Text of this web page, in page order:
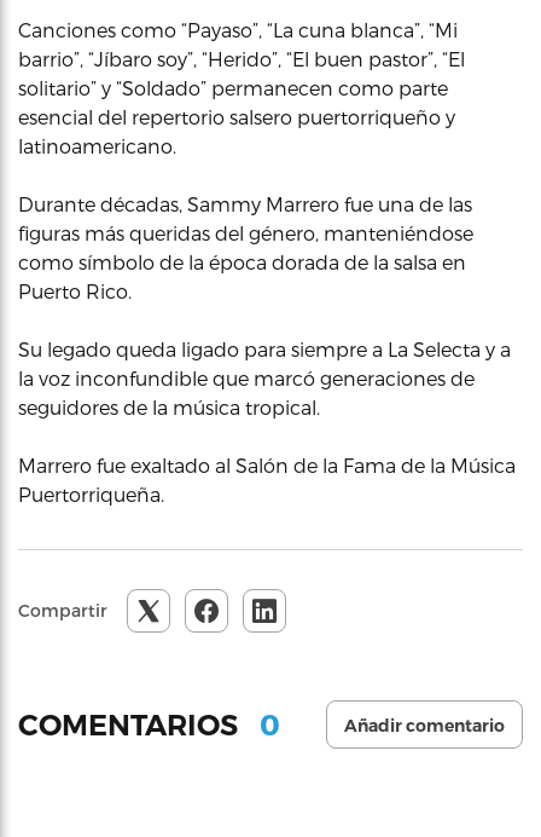
Canciones como “Payaso”, “La cuna blanca”, “Mi
barrio”, “Jíbaro soy”, “Herido”, “El buen pastor”, “El
solitario” y “Soldado” permanecen como parte
esencial del repertorio salsero puertorriqueño y
latinoamericano.
Durante décadas, Sammy Marrero fue una de las
figuras más queridas del género, manteniéndose
como símbolo de la época dorada de la salsa en
Puerto Rico.
Su legado queda ligado para siempre a La Selecta y a
la voz inconfundible que marcó generaciones de
seguidores de la música tropical.
Marrero fue exaltado al Salón de la Fama de la Música
Puertorriqueña.
Compartir
COMENTARIOS 0 Añadir comentario